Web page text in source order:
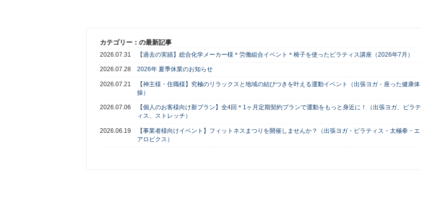
カテゴリー：の最新記事
2026.07.31 【過去の実績】総合化学メーカー様＊労働組合イベント＊椅子を使ったピラティス講座（2026年7月）
2026.07.28 2026年 夏季休業のお知らせ
2026.07.21
【神主様・住職様】究極のリラックスと地域の結びつきを叶える運動イベント（出張ヨガ・座った健康体
操）
2026.07.06
【個人のお客様向け新プラン】全4回＊1ヶ月定期契約プランで運動をもっと身近に！（出張ヨガ、ピラテ
ィス、ストレッチ）
2026.06.19
【事業者様向けイベント】フィットネスまつりを開催しませんか？（出張ヨガ・ピラティス・太極拳・エ
アロビクス）